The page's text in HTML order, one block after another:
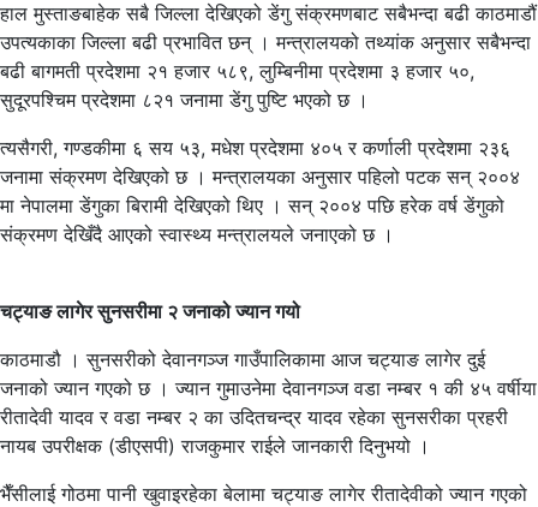
हाल मुस्ताङबाहेक सबै जिल्ला देखिएको डेंगु संक्रमणबाट सबैभन्दा बढी काठमाडौं
उपत्यकाका जिल्ला बढी प्रभावित छन् । मन्त्रालयको तथ्यांक अनुसार सबैभन्दा
बढी बागमती प्रदेशमा २१ हजार ५८९, लुम्बिनीमा प्रदेशमा ३ हजार ५०,
सुदूरपश्चिम प्रदेशमा ८२१ जनामा डेंगु पुष्टि भएको छ ।
त्यसैगरी, गण्डकीमा ६ सय ५३, मधेश प्रदेशमा ४०५ र कर्णाली प्रदेशमा २३६
जनामा संक्रमण देखिएको छ । मन्त्रालयका अनुसार पहिलो पटक सन् २००४
मा नेपालमा डेंगुका बिरामी देखिएको थिए । सन् २००४ पछि हरेक वर्ष डेंगुको
संक्रमण देखिँदै आएको स्वास्थ्य मन्त्रालयले जनाएको छ ।
चट्याङ लागेर सुनसरीमा २ जनाको ज्यान गयो
काठमाडौ । सुनसरीको देवानगञ्ज गाउँपालिकामा आज चट्याङ लागेर दुई
जनाको ज्यान गएको छ । ज्यान गुमाउनेमा देवानगञ्ज वडा नम्बर १ की ४५ वर्षीया
रीतादेवी यादव र वडा नम्बर २ का उदितचन्द्र यादव रहेका सुनसरीका प्रहरी
नायब उपरीक्षक (डीएसपी) राजकुमार राईले जानकारी दिनुभयो ।
भैँसीलाई गोठमा पानी खुवाइरहेका बेलामा चट्याङ लागेर रीतादेवीको ज्यान गएको